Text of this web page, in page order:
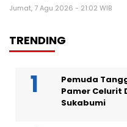
Jumat, 7 Agu 2026 - 21:02 WIB
TRENDING
Pemuda
Pamer Celurit
Sukabumi